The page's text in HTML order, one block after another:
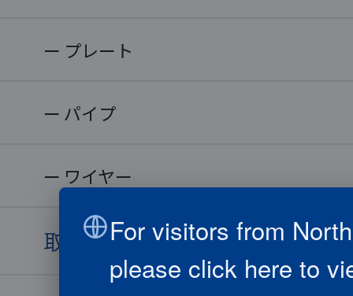
プレート
パイプ
ワイヤー
取り扱い材料For visitors from
please click here to